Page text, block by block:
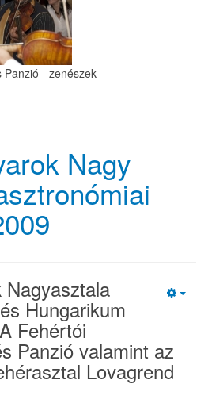
Panzió - zenészek
Nagy
Hungarikum
Fehértói
Panzió valamint az
Lovagrend